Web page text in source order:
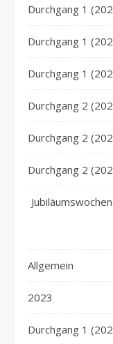
Durchgang 1
Durchgang 1
Durchgang 1
Durchgang 2
Durchgang 2
Durchgang 2
Allgemein
2023
Durchgang 1